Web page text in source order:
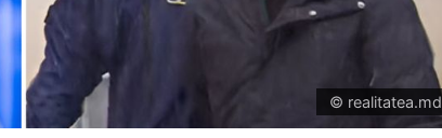
© realitatea.md